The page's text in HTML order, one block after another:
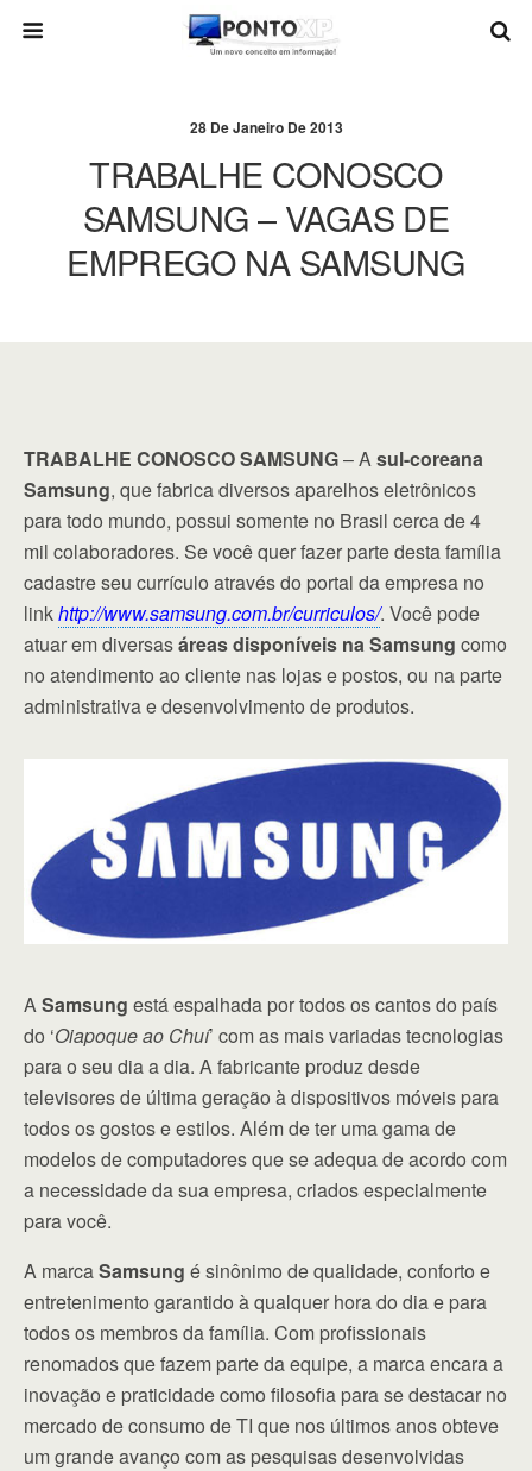
28 De Janeiro De 2013
TRABALHE CONOSCO
SAMSUNG – VAGAS DE
EMPREGO NA SAMSUNG
TRABALHE CONOSCO SAMSUNG– Asul-coreana
Samsung, que fabrica diversos aparelhos eletrônicos
para todo mundo, possui somente no Brasil cerca de 4
mil colaboradores. Se você quer fazer parte desta família
cadastre seu currículo através do portal da empresa no
linkhttp://www.samsung.com.br/curriculos/. Você pode
atuar em diversasáreas disponíveis na Samsung como
no atendimento ao cliente nas lojas e postos, ou na parte
administrativa e desenvolvimento de produtos.
ASamsung está espalhada por todos os cantos do país
do ‘Oiapoque ao Chuí’ com as mais variadas tecnologias
para o seu dia a dia. A fabricante produz desde
televisores de última geração à dispositivos móveis para
todos os gostos e estilos. Além de ter uma gama de
modelos de computadores que se adequa de acordo com
a necessidade da sua empresa, criados especialmente
para você.
A marcaSamsung é sinônimo de qualidade, conforto e
entretenimento garantido à qualquer hora do dia e para
todos os membros da família. Com profissionais
renomados que fazem parte da equipe, a marca encara a
inovação e praticidade como filosofia para se destacar no
mercado de consumo de TI que nos últimos anos obteve
um grande avanço com as pesquisas desenvolvidas